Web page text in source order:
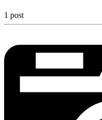
1 post